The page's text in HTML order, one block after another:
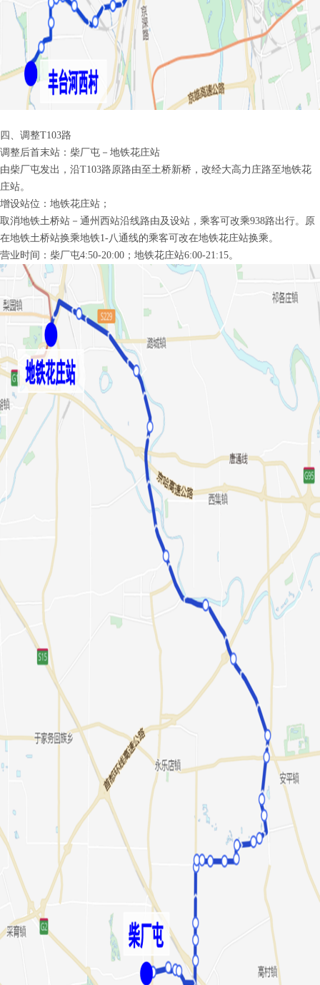
四、调整T103路
调整后首末站：柴厂屯－地铁花庄站
由柴厂屯发出，沿T103路原路由至土桥新桥，改经大高力庄路至地铁花
庄站。
增设站位：地铁花庄站；
取消地铁土桥站－通州西站沿线路由及设站，乘客可改乘938路出行。原
在地铁土桥站换乘地铁1-八通线的乘客可改在地铁花庄站换乘。
营业时间：柴厂屯4:50-20:00；地铁花庄站6:00-21:15。